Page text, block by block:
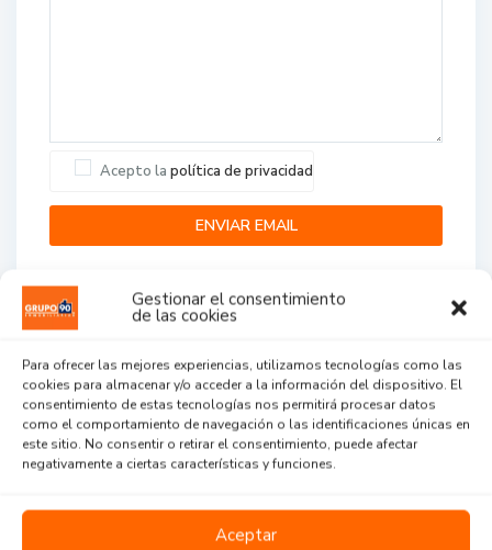
Gestionar el consentimiento
de las cookies
Para ofrecer las mejores experiencias, utilizamos tecnologías como las
cookies para almacenar y/o acceder a la información del dispositivo. El
consentimiento de estas tecnologías nos permitirá procesar datos
como el comportamiento de navegación o las identificaciones únicas en
este sitio. No consentir o retirar el consentimiento, puede afectar
negativamente a ciertas características y funciones.
Aceptar
Acepto la política de privacidad
Agent Reviews
...